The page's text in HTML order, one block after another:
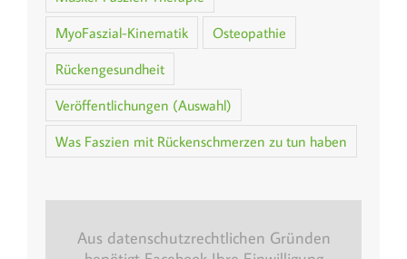
MyoFaszial-Kinematik
Osteopathie
Rückengesundheit
Veröffentlichungen (Auswahl)
Was Faszien mit Rückenschmerzen zu tun haben
Aus datenschutzrechtlichen Gründen